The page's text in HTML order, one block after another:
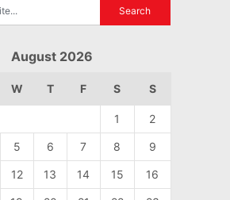
August 2026
W T F S S
1 2
5 6 7 8 9
12 13 14 15 16